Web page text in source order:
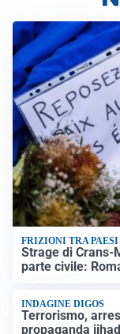
FRIZIONI TRA PAESI
Strage di Crans-
parte civile:
INDAGINE DIGOS
Terrorismo,
propaganda